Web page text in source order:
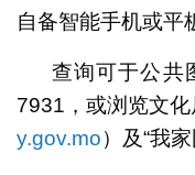
自备智能手机或平
查询可于公共
7931，或浏览文
y.gov.mo）及“我